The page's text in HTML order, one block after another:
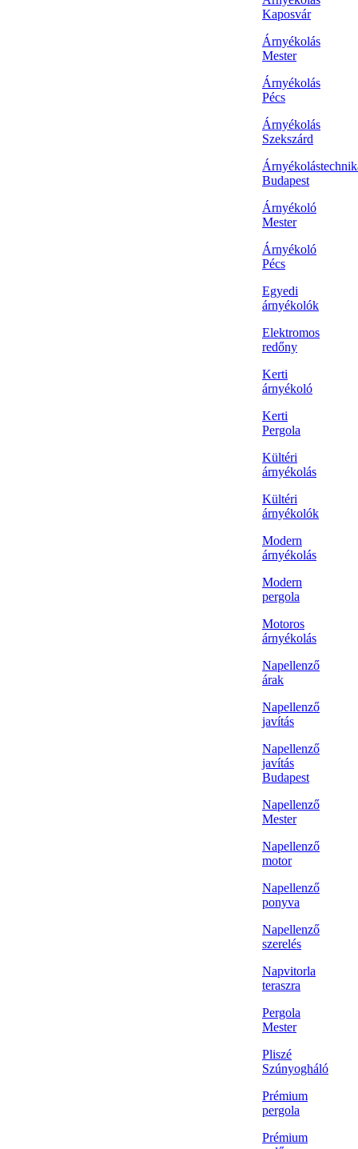
Kaposvár
Árnyékolás
Mester
Árnyékolás
Pécs
Árnyékolás
Szekszárd
Budapest
Árnyékoló
Mester
Árnyékoló
Pécs
Egyedi
árnyékolók
Elektromos
redőny
Kerti
árnyékoló
Kerti
Pergola
Kültéri
árnyékolás
Kültéri
árnyékolók
Modern
árnyékolás
Modern
pergola
Motoros
árnyékolás
Napellenző
árak
Napellenző
javítás
Napellenző
javítás
Budapest
Napellenző
Mester
Napellenző
motor
Napellenző
ponyva
Napellenző
szerelés
Napvitorla
teraszra
Pergola
Mester
Pliszé
Szúnyogháló
Prémium
pergola
Prémium